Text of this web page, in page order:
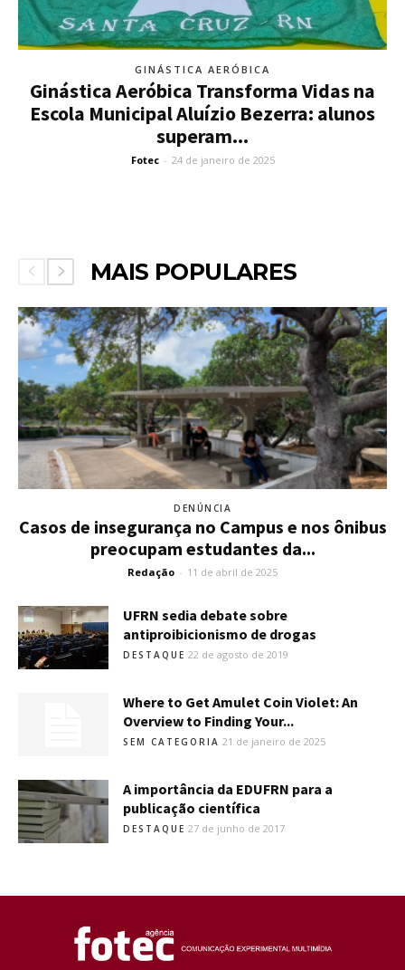
GINÁSTICA AERÓBICA
Ginástica Aeróbica Transforma Vidas na
Escola Municipal Aluízio Bezerra: alunos
superam...
Fotec - 24 de janeiro de 2025
MAIS POPULARES
DENÚNCIA
Casos de insegurança no Campus e nos ônibus
preocupam estudantes da...
Redação - 11 de abril de 2025
UFRN sedia debate sobre
antiproibicionismo de drogas
DESTAQUE 22 de agosto de 2019
Where to Get Amulet Coin Violet: An
Overview to Finding Your...
SEM CATEGORIA 21 de janeiro de 2025
A importância da EDUFRN para a
publicação científica
DESTAQUE 27 de junho de 2017